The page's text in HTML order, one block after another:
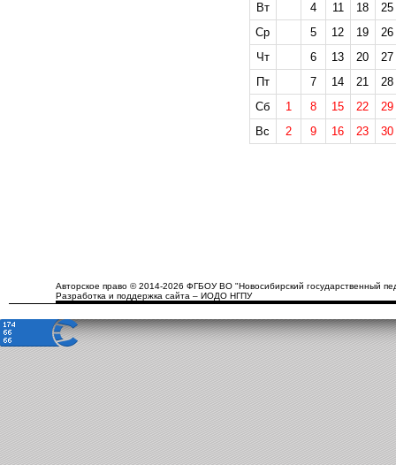
Вт
4 11 18
25
Ср
5 12 19
26
Чт
6 13 20
27
Пт
7 14 21
28
Сб
1 8 15 22
29
Вс
2 9 16 23 30
Авторское право © 2014-2026 ФГБОУ ВО "Новосибирский государственный
Разработка и поддержка сайта – ИОДО НГПУ